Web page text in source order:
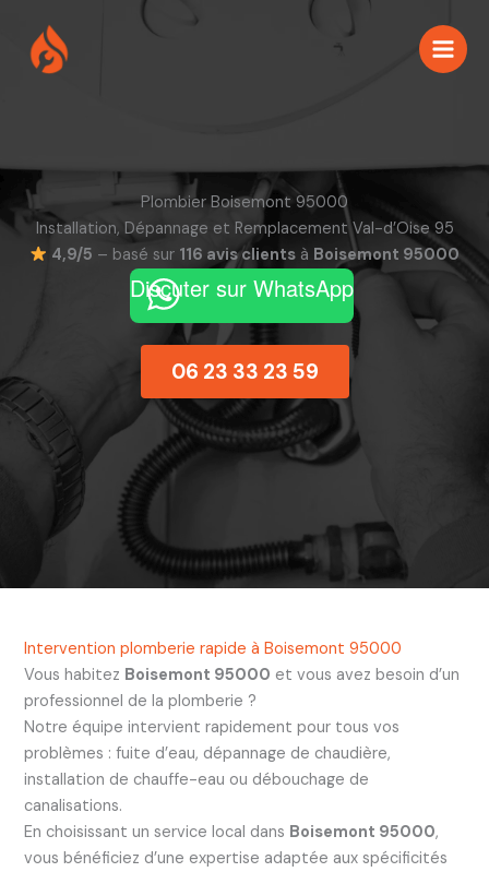
contenu
Plombier Boisemont 95000
Installation, Dépannage et Remplacement Val-d’Oise 95
4,9/5 – basé sur 116 avis clients à Boisemont 95000
Discuter sur WhatsApp
06 23 33 23 59
Intervention plomberie rapide à Boisemont 95000
Vous habitez Boisemont 95000 et vous avez besoin d’un
professionnel de la plomberie ?
Notre équipe intervient rapidement pour tous vos
problèmes : fuite d’eau, dépannage de chaudière,
installation de chauffe-eau ou débouchage de
canalisations.
En choisissant un service local dans Boisemont 95000,
vous bénéficiez d’une expertise adaptée aux spécificités